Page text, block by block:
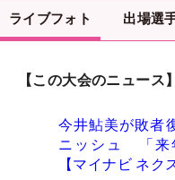
ライブフォト 出場選
【この大会のニュース】
今井鮎美が敗者
ニッシュ 「来
【マイナビ ネク